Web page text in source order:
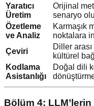
Yaratıcı
Üretim
Orijinal
senaryo
Özetleme
ve Analiz
Karmaşık
noktalara
Çeviri
Diller
kültürel
Kodlama
Asistanlığı
Doğal dili
Bölüm 4: